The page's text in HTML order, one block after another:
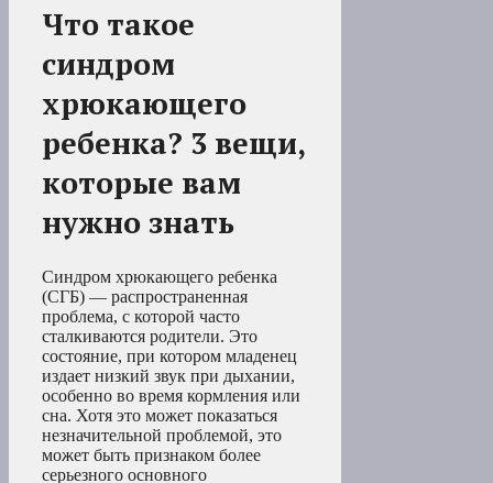
Что такое
синдром
хрюкающего
ребенка? 3 вещи,
которые вам
нужно знать
Синдром хрюкающего ребенка
(СГБ) — распространенная
проблема, с которой часто
сталкиваются родители. Это
состояние, при котором младенец
издает низкий звук при дыхании,
особенно во время кормления или
сна. Хотя это может показаться
незначительной проблемой, это
может быть признаком более
серьезного основного